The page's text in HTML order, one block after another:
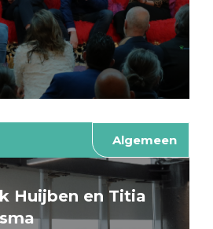
Algemeen
Huijben en Titia